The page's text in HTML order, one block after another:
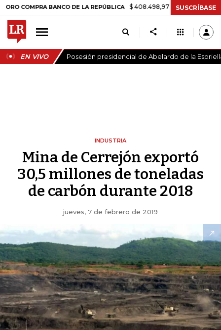
BANCO DE LA REPÚBLICA $ 408.498,97 +$ 8.753,81 +2,19%
SUSCRÍBASE
EN VIVO Posesión presidencial de Abelardo de la
INDUSTRIA
Mina de Cerrejón exportó
30,5 millones de toneladas
de carbón durante 2018
jueves, 7 de febrero de 2019